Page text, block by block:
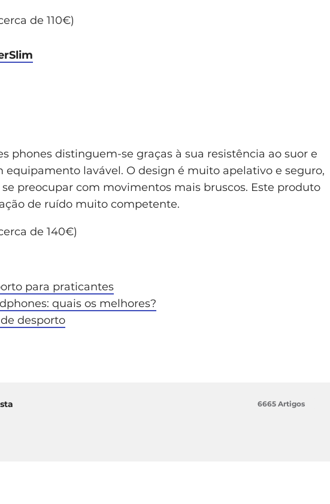
de 110€)
phones distinguem-se graças à sua resistência ao suor e
equipamento lavável. O design é muito apelativo e seguro,
preocupar com movimentos mais bruscos. Este produto
de ruído muito competente.
de 140€)
para praticantes
quais os melhores?
desporto
6665 Artigos